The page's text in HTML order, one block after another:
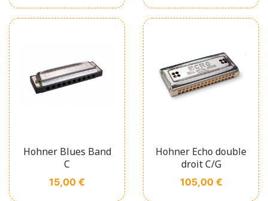
Hohner Blues Band
C
Prix
15,00 €
Hohner Echo double
droit C/G
Prix
105,00 €